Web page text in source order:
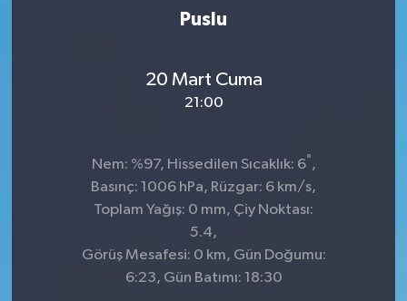
Puslu
20 Mart Cuma
21:00
Nem: %97, Hissedilen Sıcaklık: 6° ,
Basınç: 1006 hPa, Rüzgar: 6 km/s,
Toplam Yağış: 0 mm, Çiy Noktası:
5.4,
Görüş Mesafesi: 0 km, Gün Doğumu:
6:23, Gün Batımı: 18:30